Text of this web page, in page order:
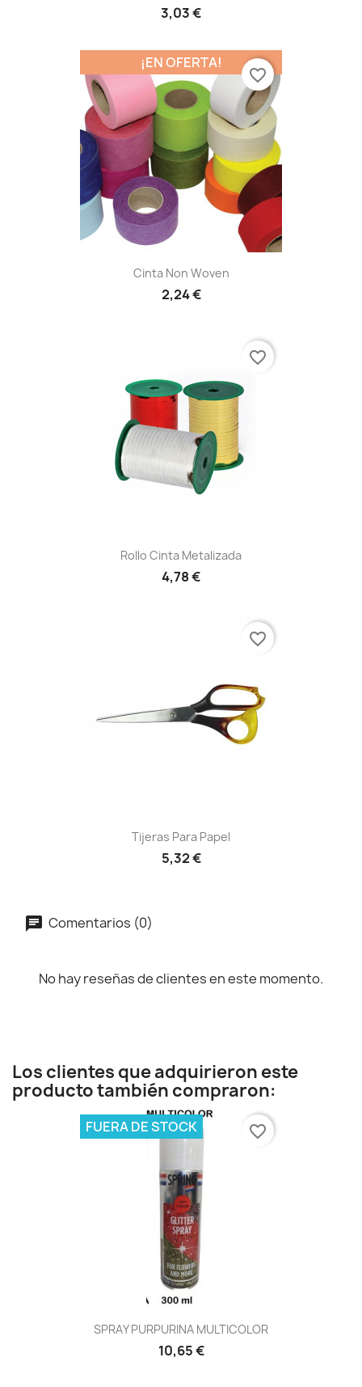
3,03 €
Cinta Non Woven
2,24 €
¡EN OFERTA!
favorite_border
Rollo Cinta Metalizada
4,78 €
favorite_border
Tijeras Para Papel
5,32 €
favorite_border
Comentarios (0)
No hay reseñas de clientes en este momento.
Los clientes que adquirieron este
producto también compraron:
SPRAY PURPURINA MULTICOLOR
10,65 €
FUERA DE STOCK favorite_border